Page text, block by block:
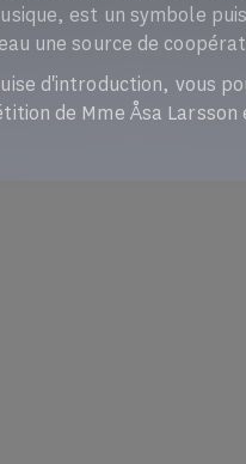
est un symbole
une source de
d'introduction, vous
de Mme Åsa Larsson